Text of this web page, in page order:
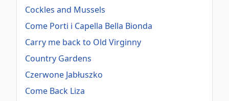
Cockles and Mussels
Come Porti i Capella Bella Bionda
Carry me back to Old Virginny
Country Gardens
Czerwone Jabłuszko
Come Back Liza